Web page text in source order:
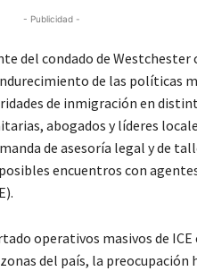
- Publicidad -
del condado de
de las políticas
de inmigración en
abogados y líderes
de asesoría legal y de
encuentros con
operativos masivos de
del país, la preocupación